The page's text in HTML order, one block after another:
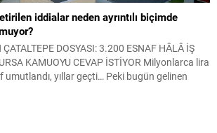
iddialar neden ayrıntılı biçimde
DOSYASI: 3.200 ESNAF HÂLÂ İŞ
KAMUOYU CEVAP İSTİYOR Milyonlarca lira
yıllar geçti… Peki bugün gelinen
Çataltepe Sanayi Sitesi neden
kurumları hangi işlemleri yaptı? Hazırlanan